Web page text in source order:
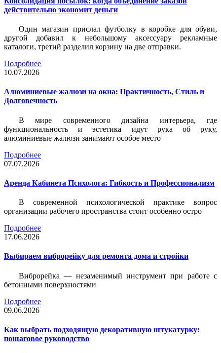
действительно экономит деньги
Один магазин прислал футболку в коробке для обуви,
другой добавил к небольшому аксессуару рекламные
каталоги, третий разделил корзину на две отправки.
Подробнее
10.07.2026
Алюминиевые жалюзи на окна: Практичность, Стиль и
Долговечность
В мире современного дизайна интерьера, где
функциональность и эстетика идут рука об руку,
алюминиевые жалюзи занимают особое место
Подробнее
07.07.2026
Аренда Кабинета Психолога: Гибкость и Профессионализм
В современной психологической практике вопрос
организации рабочего пространства стоит особенно остро
Подробнее
17.06.2026
Выбираем виброрейку для ремонта дома и стройки
Виброрейка — незаменимый инструмент при работе с
бетонными поверхностями
Подробнее
09.06.2026
Как выбрать подходящую декоративную штукатурку:
пошаговое руководство